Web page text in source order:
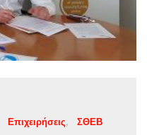
Επιχειρήσεις ΣΘΕΒ